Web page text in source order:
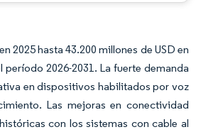
2025 hasta 43.200 millones de USD en
período 2026-2031. La fuerte demanda
en dispositivos habilitados por voz
Las mejoras en conectividad
con los sistemas con cable al